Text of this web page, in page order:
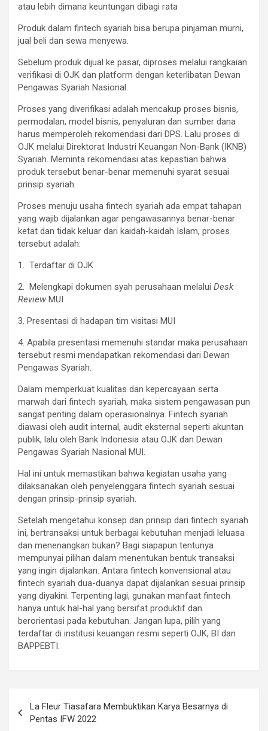
atau lebih dimana keuntungan dibagi rata
Produk dalam fintech syariah bisa berupa pinjaman murni,
jual beli dan sewa menyewa.
Sebelum produk dijual ke pasar, diproses melalui rangkaian
verifikasi di OJK dan platform dengan keterlibatan Dewan
Pengawas Syariah Nasional.
Proses yang diverifikasi adalah mencakup proses bisnis,
permodalan, model bisnis, penyaluran dan sumber dana
harus memperoleh rekomendasi dari DPS. Lalu proses di
OJK melalui Direktorat Industri Keuangan Non-Bank (IKNB)
Syariah. Meminta rekomendasi atas kepastian bahwa
produk tersebut benar-benar memenuhi syarat sesuai
prinsip syariah.
Proses menuju usaha fintech syariah ada empat tahapan
yang wajib dijalankan agar pengawasannya benar-benar
ketat dan tidak keluar dari kaidah-kaidah Islam, proses
tersebut adalah:
1. Terdaftar di OJK
2. Melengkapi dokumen syah perusahaan melalui Desk
Review MUI
3. Presentasi di hadapan tim visitasi MUI
4. Apabila presentasi memenuhi standar maka perusahaan
tersebut resmi mendapatkan rekomendasi dari Dewan
Pengawas Syariah.
Dalam memperkuat kualitas dan kepercayaan serta
marwah dari fintech syariah, maka sistem pengawasan pun
sangat penting dalam operasionalnya. Fintech syariah
diawasi oleh audit internal, audit eksternal seperti akuntan
publik, lalu oleh Bank Indonesia atau OJK dan Dewan
Pengawas Syariah Nasional MUI.
Hal ini untuk memastikan bahwa kegiatan usaha yang
dilaksanakan oleh penyelenggara fintech syariah sesuai
dengan prinsip-prinsip syariah.
Setelah mengetahui konsep dan prinsip dari fintech syariah
ini, bertransaksi untuk berbagai kebutuhan menjadi leluasa
dan menenangkan bukan? Bagi siapapun tentunya
mempunyai pilihan dalam menentukan bentuk transaksi
yang ingin dijalankan. Antara fintech konvensional atau
fintech syariah dua-duanya dapat dijalankan sesuai prinsip
yang diyakini. Terpenting lagi, gunakan manfaat fintech
hanya untuk hal-hal yang bersifat produktif dan
berorientasi pada kebutuhan. Jangan lupa, pilih yang
terdaftar di institusi keuangan resmi seperti OJK, BI dan
BAPPEBTI.
La Fleur Tiasafara Membuktikan Karya Besarnya di
Pentas IFW 2022